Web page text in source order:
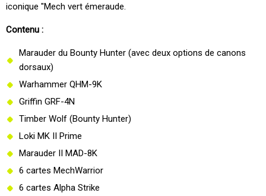
iconique "Mech vert émeraude.
Contenu :
Marauder du Bounty Hunter (avec deux options de canons
dorsaux)
Warhammer QHM-9K
Griffin GRF-4N
Timber Wolf (Bounty Hunter)
Loki MK II Prime
Marauder II MAD-8K
6 cartes MechWarrior
6 cartes Alpha Strike